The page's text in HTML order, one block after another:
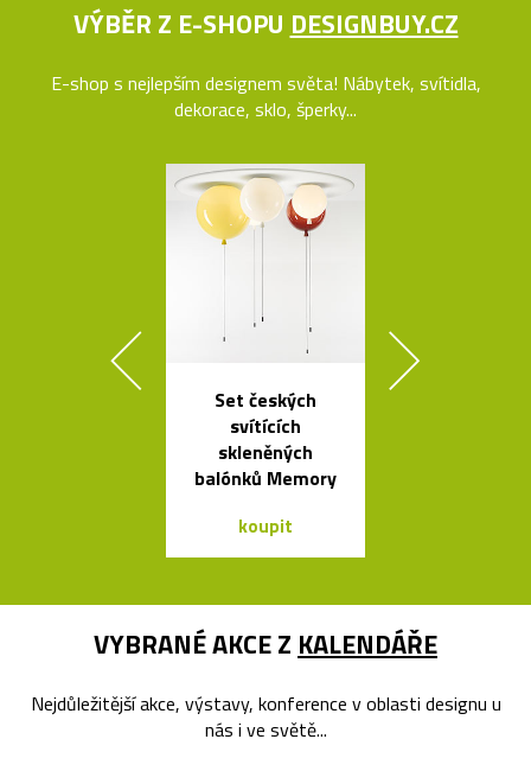
VÝBĚR Z E-SHOPU DESIGNBUY.CZ
E-shop s nejlepším designem světa! Nábytek, svítidla,
dekorace, sklo, šperky...
Set českých
svítících
skleněných
balónků Memory
koupit
VYBRANÉ AKCE Z KALENDÁŘE
Nejdůležitější akce, výstavy, konference v oblasti designu u
nás i ve světě...